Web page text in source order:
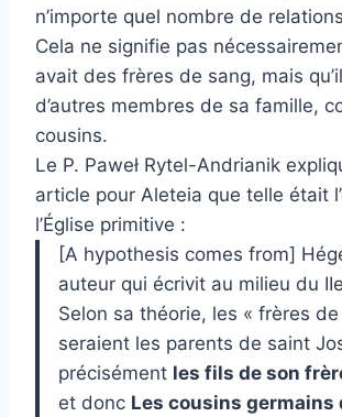
n’importe quel nombre de
Cela ne signifie pas
avait des frères de sang, mais
d’autres membres de sa famille,
cousins.
Le P. Paweł Rytel-Andrianik
article pour Aleteia que telle était
l’Église primitive :
[A hypothesis comes from]
auteur qui écrivit au milieu du
Selon sa théorie, les « frères
seraient les parents de saint
précisément les fils de son
et donc Les cousins ​​germains